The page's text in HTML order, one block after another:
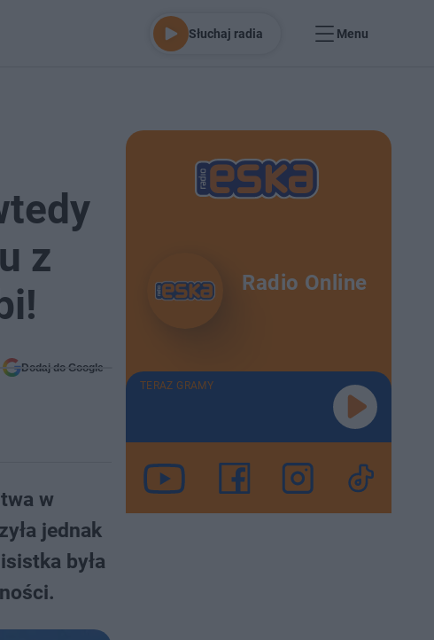
Słuchaj radia Menu
z
Dodaj do Google
w
jednak
była
Radio Online
TERAZ GRAMY